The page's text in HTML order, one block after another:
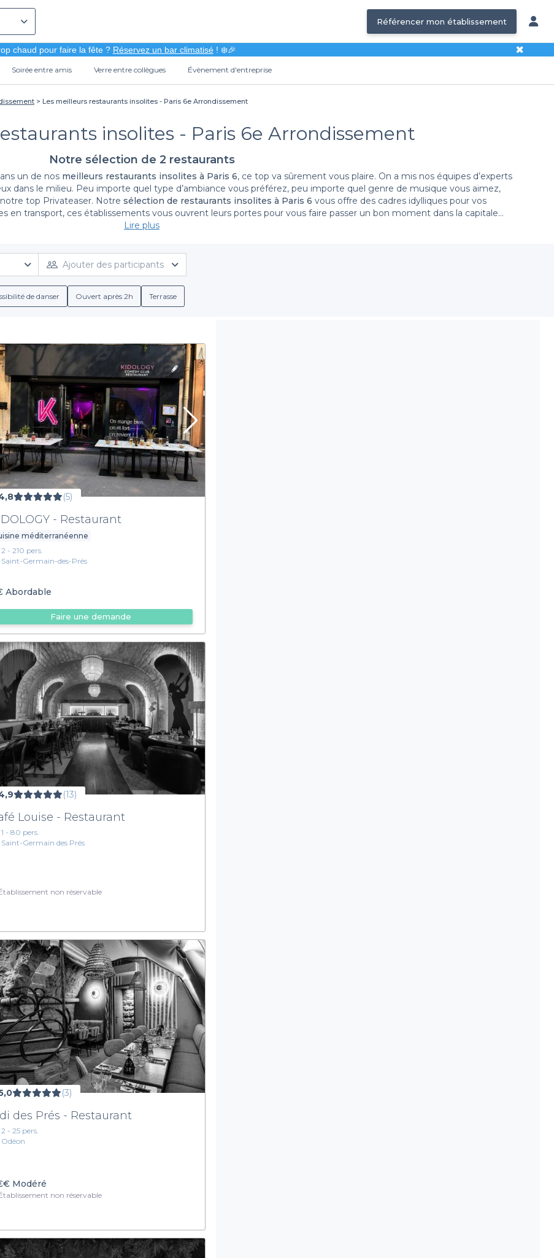
Référencer mon établissement
chaud pour faire la fête ? Réservez un bar climatisé! ❄️🎉 ✖
Soirée entre amis Verre entre collègues Évènement d'entreprise
Les meilleurs restaurants insolites - Paris 6e Arrondissement
insolites - Paris 6e Arrondissement
Notre sélection de 2 restaurants
un de nos meilleurs restaurants insolites à Paris 6, ce top va sûrement vous plaire. On a mis nos équipes d’experts
dans le milieu. Peu importe quel type d’ambiance vous préférez, peu importe quel genre de musique vous aimez,
top Privateaser. Notre sélection de restaurants insolites à Paris 6 vous offre des cadres idylliques pour vos
en transport, ces établissements vous ouvrent leurs portes pour vous faire passer un bon moment dans la capitale
dont les établissements de notre
Lire plus
Ajouter des participants
de danser Ouvert après 2h Terrasse
(5)
- Restaurant
méditerranéenne
2 - 210 pers.
Saint-Germain-des-Prés
Abordable
Faire une demande
(13)
Louise - Restaurant
1 - 80 pers.
Saint-Germain des Prés
non réservable
(3)
des Prés - Restaurant
2 - 25 pers.
Odéon
Modéré
non réservable